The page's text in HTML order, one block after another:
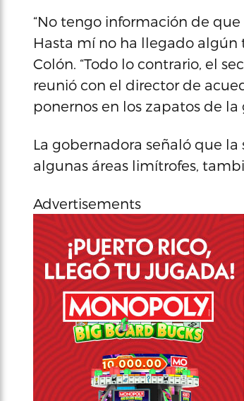
“No tengo información de
Hasta mí no ha llegado algún
Colón. “Todo lo contrario, el
reunió con el director de
ponernos en los zapatos de
La gobernadora señaló que
algunas áreas limítrofes,
Advertisements